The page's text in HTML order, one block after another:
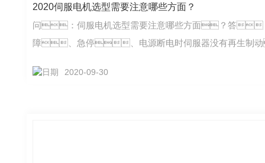
2020伺服电机选型需要注意哪些方面？
问：伺服电机选型需要注意哪些方面？答
障、急停、电源断电时伺服器没有再生
2020-09-30